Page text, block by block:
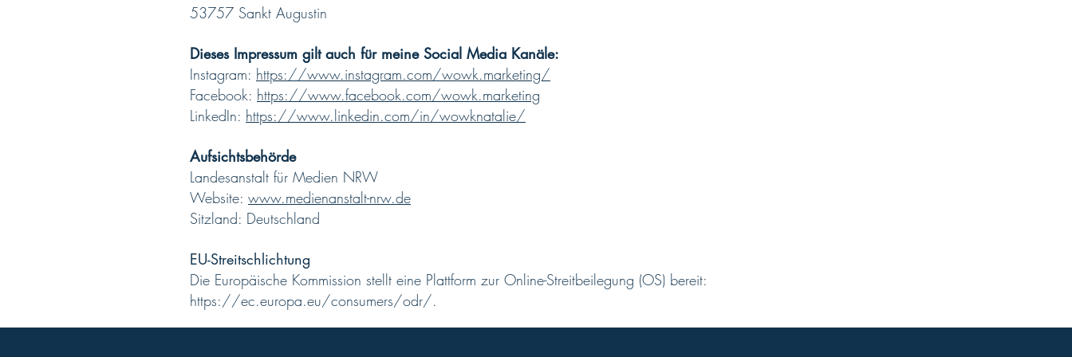
53757 Sankt Augustin
Dieses Impressum gilt auch für meine Social Media Kanäle:
Instagram: https://www.instagram.com/wowk.marketing/
Facebook: https://www.facebook.com/wowk.marketing
LinkedIn: https://www.linkedin.com/in/wowknatalie/
Aufsichtsbehörde
Landesanstalt für Medien NRW
Website: www.medienanstalt-nrw.de
Sitzland: Deutschland
EU-Streitschlichtung
Die Europäische Kommission stellt eine Plattform zur Online-Streitbeilegung (OS) bereit:
https://ec.europa.eu/consumers/odr/.